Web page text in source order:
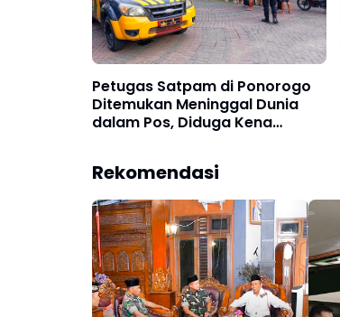
Petugas Satpam di Ponorogo
Ditemukan Meninggal Dunia
dalam Pos, Diduga Kena
Rekomendasi